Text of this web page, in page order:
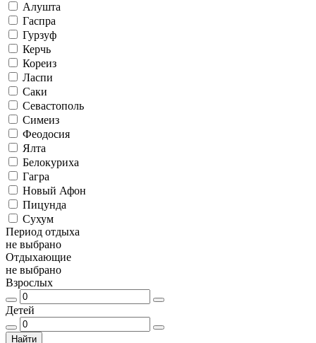
Алушта
Гаспра
Гурзуф
Керчь
Кореиз
Ласпи
Саки
Севастополь
Симеиз
Феодосия
Ялта
Белокуриха
Гагра
Новый Афон
Пицунда
Сухум
Период отдыха
не выбрано
Отдыхающие
не выбрано
Взрослых
Детей
Найти